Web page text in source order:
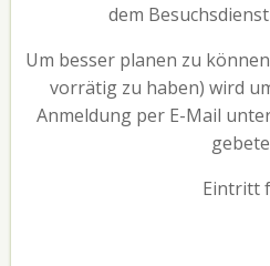
dem
Um besser planen zu
vorrätig zu haben) wird
Anmeldung per E-Mail
Eintritt